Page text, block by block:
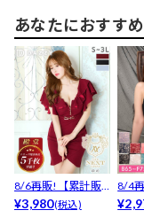
あなたにおすす
8/6再販!【累計販
売5000枚突破】...
¥3,980(税込)
8/4
ト】